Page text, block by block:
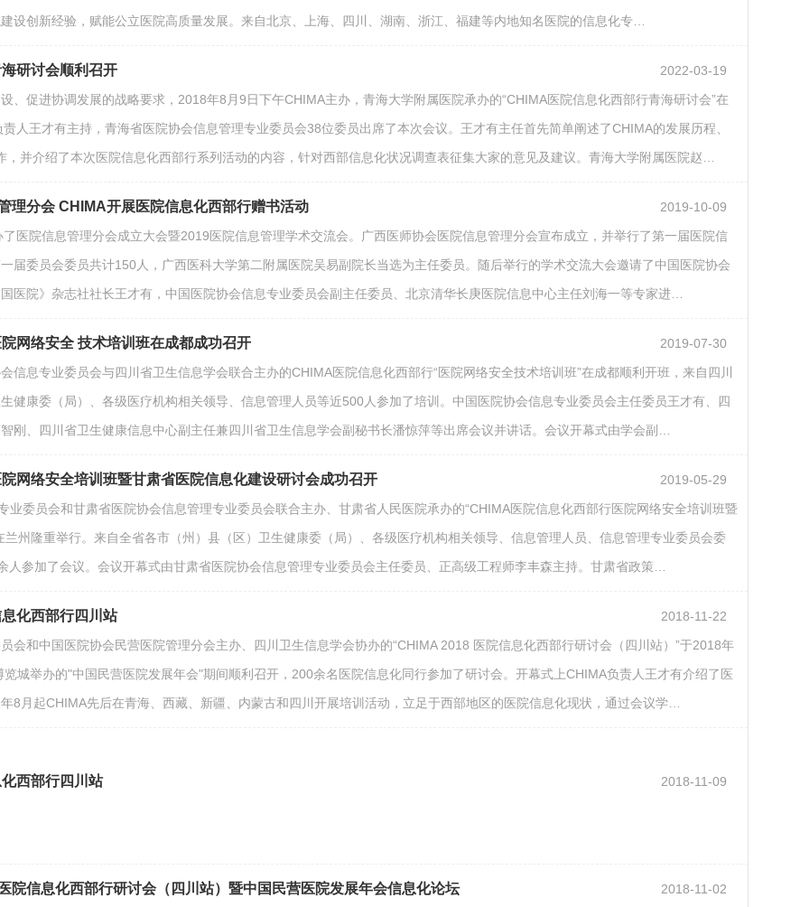
设创新经验，赋能公立医院高质量发展。来自北京、上海、四川、湖南、浙江、福建等内地知名医院的信息化专…
研讨会顺利召开
2022-03-19
、促进协调发展的战略要求，2018年8月9日下午CHIMA主办，青海大学附属医院承办的“CHIMA医院信息化西部行青海研讨会”在
人王才有主持，青海省医院协会信息管理专业委员会38位委员出席了本次会议。王才有主任首先简单阐述了CHIMA的发展历程、
并介绍了本次医院信息化西部行系列活动的内容，针对西部信息化状况调查表征集大家的意见及建议。青海大学附属医院赵…
理分会 CHIMA开展医院信息化西部行赠书活动
2019-10-09
医院信息管理分会成立大会暨2019医院信息管理学术交流会。广西医师协会医院信息管理分会宣布成立，并举行了第一届医院信
届委员会委员共计150人，广西医科大学第二附属医院吴易副院长当选为主任委员。随后举行的学术交流大会邀请了中国医院协会
医院》杂志社社长王才有，中国医院协会信息专业委员会副主任委员、北京清华长庚医院信息中心主任刘海一等专家进…
网络安全 技术培训班在成都成功召开
2019-07-30
信息专业委员会与四川省卫生信息学会联合主办的CHIMA医院信息化西部行“医院网络安全技术培训班”在成都顺利开班，来自四川
健康委（局）、各级医疗机构相关领导、信息管理人员等近500人参加了培训。中国医院协会信息专业委员会主任委员王才有、四
刚、四川省卫生健康信息中心副主任兼四川省卫生信息学会副秘书长潘惊萍等出席会议并讲话。会议开幕式由学会副…
网络安全培训班暨甘肃省医院信息化建设研讨会成功召开
2019-05-29
业委员会和甘肃省医院协会信息管理专业委员会联合主办、甘肃省人民医院承办的“CHIMA医院信息化西部行医院网络安全培训班暨
兰州隆重举行。来自全省各市（州）县（区）卫生健康委（局）、各级医疗机构相关领导、信息管理人员、信息管理专业委员会委
人参加了会议。会议开幕式由甘肃省医院协会信息管理专业委员会主任委员、正高级工程师李丰森主持。甘肃省政策…
化西部行四川站
2018-11-22
会和中国医院协会民营医院管理分会主办、四川卫生信息学会协办的“CHIMA 2018 医院信息化西部行研讨会（四川站）”于2018年
城举办的"中国民营医院发展年会"期间顺利召开，200余名医院信息化同行参加了研讨会。开幕式上CHIMA负责人王才有介绍了医
8月起CHIMA先后在青海、西藏、新疆、内蒙古和四川开展培训活动，立足于西部地区的医院信息化现状，通过会议学…
西部行四川站
2018-11-09
院信息化西部行研讨会（四川站）暨中国民营医院发展年会信息化论坛
2018-11-02